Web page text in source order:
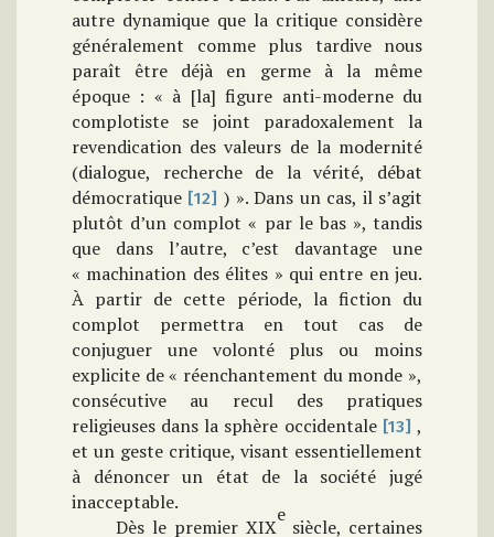
autre dynamique que la critique considère
généralement comme plus tardive nous
paraît être déjà en germe à la même
époque : « à [la] figure anti-moderne du
complotiste se joint paradoxalement la
revendication des valeurs de la modernité
(dialogue, recherche de la vérité, débat
démocratique [12] ) ».Dans un cas, il s’agit
plutôt d’un complot « par le bas », tandis
que dans l’autre, c’est davantage une
« machination des élites » qui entre en jeu.
À partir de cette période, la fiction du
complot permettra en tout cas de
conjuguer une volonté plus ou moins
explicite de « réenchantement du monde »,
consécutive au recul des pratiques
religieuses dans la sphère occidentale [13] ,
et un geste critique, visant essentiellement
à dénoncer un état de la société jugé
inacceptable.
Dès le premier XIX
e
siècle, certaines